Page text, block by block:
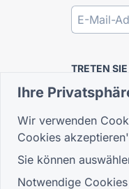
TRETEN
Ihre
Wir verwenden
Cookies
Sie können
Notwendige